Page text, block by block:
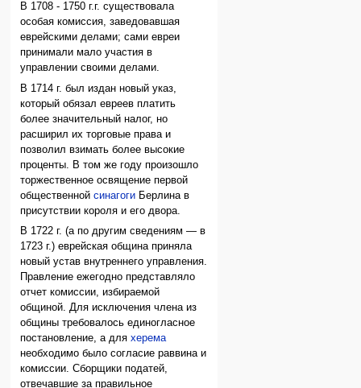
В 1708 - 1750 г.г. существовала
особая комиссия, заведовавшая
еврейскими делами; сами евреи
принимали мало участия в
управлении своими делами.
В 1714 г. был издан новый указ,
который обязал евреев платить
более значительный налог, но
расширил их торговые права и
позволил взимать более высокие
проценты. В том же году произошло
торжественное освящение первой
общественнойсинагоги Берлина в
присутствии короля и его двора.
В 1722 г. (а по другим сведениям — в
1723 г.) еврейская община приняла
новый устав внутреннего управления.
Правление ежегодно представляло
отчет комиссии, избираемой
общиной. Для исключения члена из
общины требовалось единогласное
постановление, а дляхерема
необходимо было согласие раввина и
комиссии. Сборщики податей,
отвечавшие за правильное